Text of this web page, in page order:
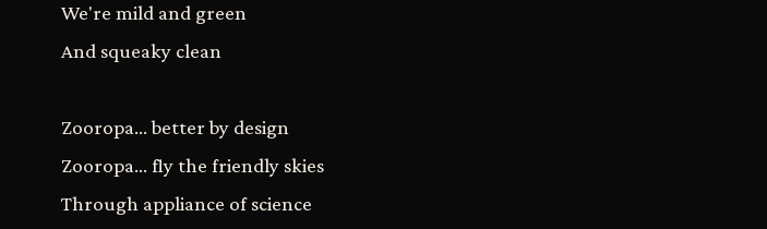
We're mild and green
And squeaky clean
Zooropa... better by design
Zooropa... fly the friendly skies
Through appliance of science